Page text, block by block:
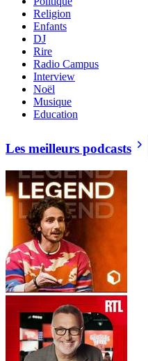
Religion
Enfants
DJ
Rire
Radio Campus
Interview
Noël
Musique
Education
Les meilleurs podcasts